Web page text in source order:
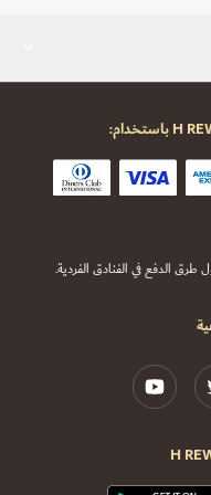
الدفع في الفنادق الفردية.